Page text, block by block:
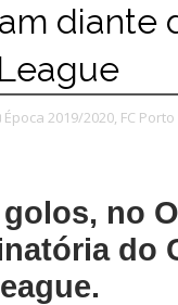
diante
Época 2019/2020, FC Porto
no
do